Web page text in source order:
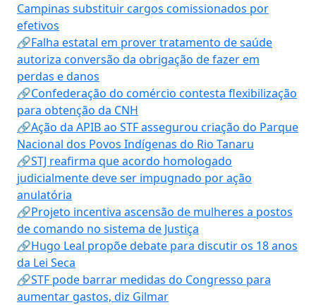
Campinas substituir cargos comissionados por
efetivos
🔗Falha estatal em prover tratamento de saúde
autoriza conversão da obrigação de fazer em
perdas e danos
🔗Confederação do comércio contesta flexibilização
para obtenção da CNH
🔗Ação da APIB ao STF assegurou criação do Parque
Nacional dos Povos Indígenas do Rio Tanaru
🔗STJ reafirma que acordo homologado
judicialmente deve ser impugnado por ação
anulatória
🔗Projeto incentiva ascensão de mulheres a postos
de comando no sistema de Justiça
🔗Hugo Leal propõe debate para discutir os 18 anos
da Lei Seca
🔗STF pode barrar medidas do Congresso para
aumentar gastos, diz Gilmar